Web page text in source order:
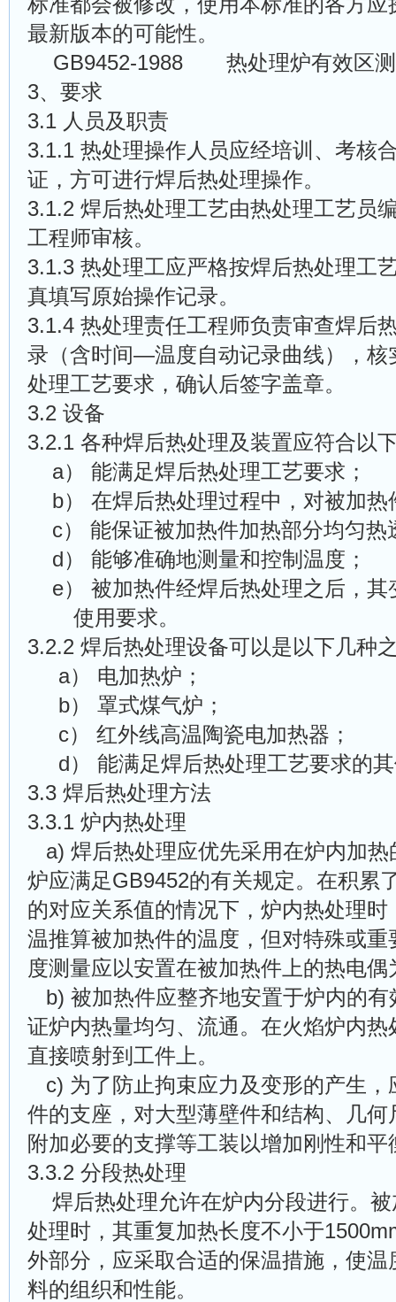
最新版本的可能性。
GB9452-1988 热处理炉有效区测
3、 要求
3.1 人员及职责
3.1.1 热处理操作人员应经培训、考核
证，方可进行焊后热处理操作。
3.1.2 焊后热处理工艺由热处理工艺员
工程师审核。
3.1.3 热处理工应严格按焊后热处理工
真填写原始操作记录。
3.1.4 热处理责任工程师负责审查焊后
录（含时间—温度自动记录曲线），核
处理工艺要求，确认后签字盖章。
3.2 设备
3.2.1 各种焊后热处理及装置应符合以
a） 能满足焊后热处理工艺要求；
b） 在焊后热处理过程中，对被加
c） 能保证被加热件加热部分均匀热
d） 能够准确地测量和控制温度；
e） 被加热件经焊后热处理之后，
使用要求。
3.2.2 焊后热处理设备可以是以下几种
a） 电加热炉；
b） 罩式煤气炉；
c） 红外线高温陶瓷电加热器；
d） 能满足焊后热处理工艺要求的
3.3 焊后热处理方法
3.3.1 炉内热处理
a) 焊后热处理应优先采用在炉内加
炉应满足GB9452的有关规定。在积累
的对应关系值的情况下，炉内热处理
温推算被加热件的温度，但对特殊或
度测量应以安置在被加热件上的热电偶
b) 被加热件应整齐地安置于炉内的
证炉内热量均匀、流通。在火焰炉内
直接喷射到工件上。
c) 为了防止拘束应力及变形的产生
件的支座，对大型薄壁件和结构、几
附加必要的支撑等工装以增加刚性和平
3.3.2 分段热处理
焊后热处理允许在炉内分段进行。
处理时，其重复加热长度不小于1500
外部分，应采取合适的保温措施，使
料的组织和性能。